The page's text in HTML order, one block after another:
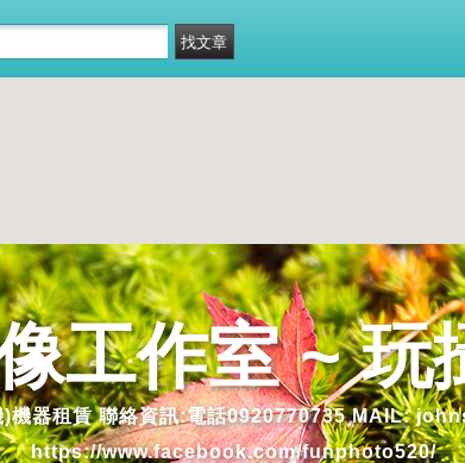
工作室 ~ 玩
)機器租賃 聯絡資訊:電話0920770735 MAIL:
https://www.facebook.com/funphoto520/